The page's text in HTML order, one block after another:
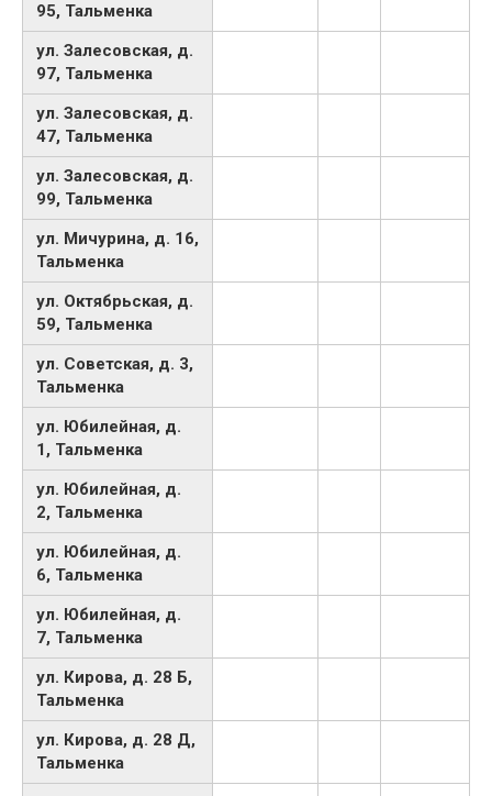
95, Тальменка
ул. Залесовская, д.
97, Тальменка
ул. Залесовская, д.
47, Тальменка
ул. Залесовская, д.
99, Тальменка
ул. Мичурина, д. 16,
Тальменка
ул. Октябрьская, д.
59, Тальменка
ул. Советская, д. 3,
Тальменка
ул. Юбилейная, д.
1, Тальменка
ул. Юбилейная, д.
2, Тальменка
ул. Юбилейная, д.
6, Тальменка
ул. Юбилейная, д.
7, Тальменка
ул. Кирова, д. 28 Б,
Тальменка
ул. Кирова, д. 28 Д,
Тальменка